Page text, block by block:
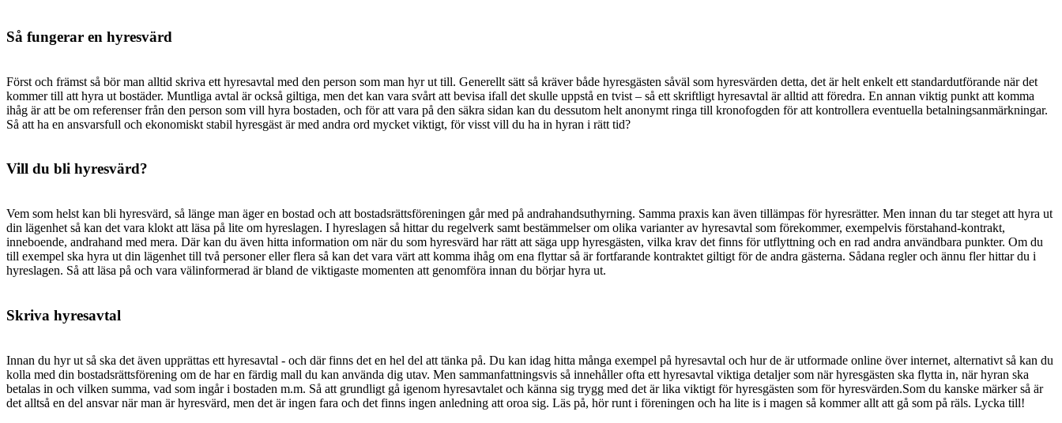
Så fungerar en hyresvärd
Först och främst så bör man alltid skriva ett hyresavtal med den person som man hyr ut till. Generellt sätt så kräver både hyresgästen såväl som hyresvärden detta, det är helt enkelt ett standardutförande när det
kommer till att hyra ut bostäder. Muntliga avtal är också giltiga, men det kan vara svårt att bevisa ifall det skulle uppstå en tvist – så ett skriftligt hyresavtal är alltid att föredra. En annan viktig punkt att komma
ihåg är att be om referenser från den person som vill hyra bostaden, och för att vara på den säkra sidan kan du dessutom helt anonymt ringa till kronofogden för att kontrollera eventuella betalningsanmärkningar.
Så att ha en ansvarsfull och ekonomiskt stabil hyresgäst är med andra ord mycket viktigt, för visst vill du ha in hyran i rätt tid?
Vill du bli hyresvärd?
Vem som helst kan bli hyresvärd, så länge man äger en bostad och att bostadsrättsföreningen går med på andrahandsuthyrning. Samma praxis kan även tillämpas för hyresrätter. Men innan du tar steget att hyra ut
din lägenhet så kan det vara klokt att läsa på lite om hyreslagen. I hyreslagen så hittar du regelverk samt bestämmelser om olika varianter av hyresavtal som förekommer, exempelvis förstahand-kontrakt,
inneboende, andrahand med mera. Där kan du även hitta information om när du som hyresvärd har rätt att säga upp hyresgästen, vilka krav det finns för utflyttning och en rad andra användbara punkter. Om du
till exempel ska hyra ut din lägenhet till två personer eller flera så kan det vara värt att komma ihåg om ena flyttar så är fortfarande kontraktet giltigt för de andra gästerna. Sådana regler och ännu fler hittar du i
hyreslagen. Så att läsa på och vara välinformerad är bland de viktigaste momenten att genomföra innan du börjar hyra ut.
Skriva hyresavtal
Innan du hyr ut så ska det även upprättas ett hyresavtal - och där finns det en hel del att tänka på. Du kan idag hitta många exempel på hyresavtal och hur de är utformade online över internet, alternativt så kan du
kolla med din bostadsrättsförening om de har en färdig mall du kan använda dig utav. Men sammanfattningsvis så innehåller ofta ett hyresavtal viktiga detaljer som när hyresgästen ska flytta in, när hyran ska
betalas in och vilken summa, vad som ingår i bostaden m.m. Så att grundligt gå igenom hyresavtalet och känna sig trygg med det är lika viktigt för hyresgästen som för hyresvärden.Som du kanske märker så är
det alltså en del ansvar när man är hyresvärd, men det är ingen fara och det finns ingen anledning att oroa sig. Läs på, hör runt i föreningen och ha lite is i magen så kommer allt att gå som på räls. Lycka till!